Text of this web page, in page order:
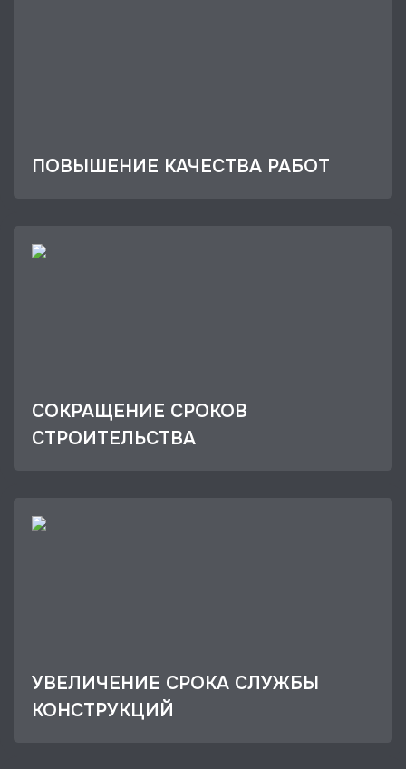
ПОВЫШЕНИЕ КАЧЕСТВА РАБОТ
СОКРАЩЕНИЕ СРОКОВ
СТРОИТЕЛЬСТВА
УВЕЛИЧЕНИЕ СРОКА СЛУЖБЫ
КОНСТРУКЦИЙ